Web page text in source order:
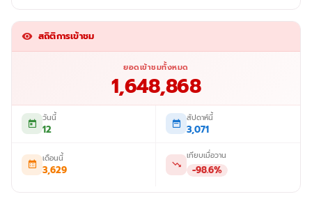
สถิติการเข้าชม
ยอดเข้าชมทั้งหมด
1,648,868
วันนี้
12
สัปดาห์นี้
3,071
เดือนนี้
3,629
เทียบเมื่อวาน
-98.6%